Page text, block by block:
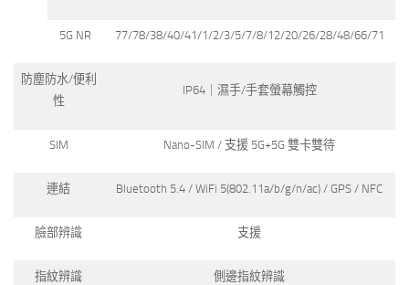
5G NR 77/78/38/40/41/1/2/3/5/7/8/12/20/26/28/48/66/71
防塵防水/便利
性
IP64｜濕手/手套螢幕觸控
SIM Nano-SIM / 支援 5G+5G 雙卡雙待
連結 Bluetooth 5.4 / WiFi 5(802.11a/b/g/n/ac) / GPS / NFC
臉部辨識 支援
指紋辨識 側邊指紋辨識